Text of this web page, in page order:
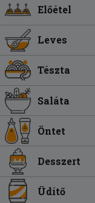
Előétel
Leves
Tészta
Saláta
Öntet
Desszert
Üdítő